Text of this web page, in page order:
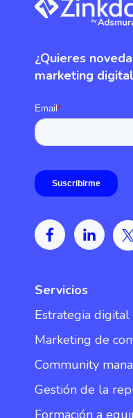
¿Quieres
marketing
Servicios
Estrategia digital
Marketing de
Community
Gestión de la
Formación a